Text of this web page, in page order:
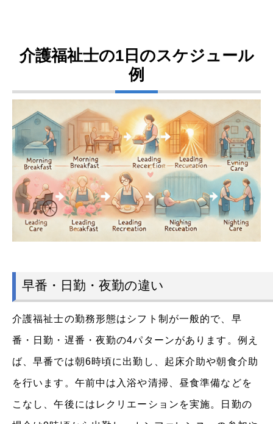
介護福祉士の1日のスケジュール
例
早番・日勤・夜勤の違い
介護福祉士の勤務形態はシフト制が一般的で、早
番・日勤・遅番・夜勤の4パターンがあります。例え
ば、早番では朝6時頃に出勤し、起床介助や朝食介助
を行います。午前中は入浴や清掃、昼食準備などを
こなし、午後にはレクリエーションを実施。日勤の